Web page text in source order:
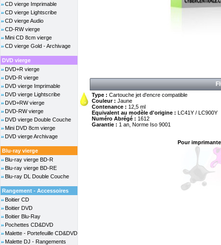
CD vierge Imprimable
CD vierge Lightscribe
CD vierge Audio
CD-RW vierge
Mini CD 8cm vierge
CD vierge Gold - Archivage
DVD vierge
DVD+R vierge
DVD-R vierge
DVD vierge Imprimable
DVD vierge Lightscribe
DVD+RW vierge
DVD-RW vierge
DVD vierge Double Couche
Mini DVD 8cm vierge
DVD vierge Archivage
Blu-ray vierge
Blu-ray vierge BD-R
Blu-ray vierge BD-RE
Blu-ray DL Double Couche
Rangement - Accessoires
Boitier CD
Boitier DVD
Boitier Blu-Ray
Pochettes CD&DVD
Malette - Portefeuille CD&DVD
Malette DJ - Rangements
Type : Cartouche jet d'encre compatible
Couleur : Jaune
Contenance : 12,5 ml
Equivalent au modèle d'origine : LC41Y / LC900Y
Numéro Abrégé : 1612
Garantie : 1 an, Norme Iso 9001
Pour